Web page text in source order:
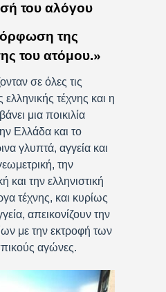
του αλόγου
της
του ατόμου.»
σε όλες τις
τέχνης και η
μια ποικιλία
Ελλάδα και το
γλυπτά, αγγεία και
την
και την ελληνιστική
τέχνης, και κυρίως
απεικονίζουν την
με την εκτροφή των
αγώνες.